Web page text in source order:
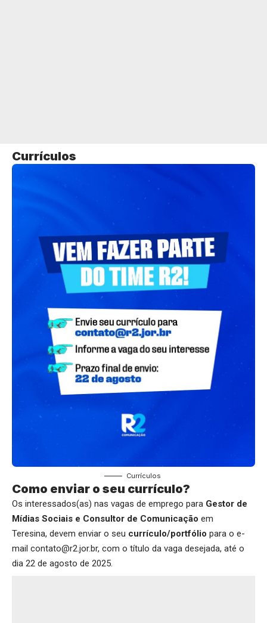
Currículos
Currículos
Como enviar o seu currículo?
Os interessados(as) nas vagas de emprego para Gestor de
Mídias Sociais e Consultor de Comunicação em
Teresina, devem enviar o seu currículo/portfólio para o e-
mail contato@r2.jor.br, com o título da vaga desejada, até o
dia 22 de agosto de 2025.